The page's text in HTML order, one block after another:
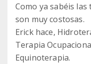
Como ya sabéis
son muy costosas.
Erick hace,
Terapia
Equinoterapia.